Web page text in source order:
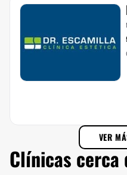
VER
Clínicas cerca